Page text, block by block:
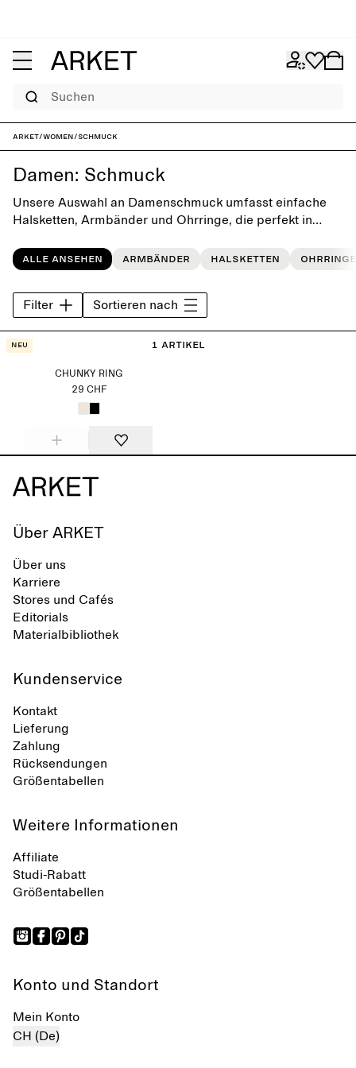
Suchen
ARKET/Women/Schmuck
Damen: Schmuck
Unsere Auswahl an Damenschmuck umfasst einfache
Halsketten, Armbänder und Ohrringe, die perfekt in
Beschichtung aus Gold oder Silber, die nicht aus der
Mode kommen.
Alle ansehen Armbänder Halsketten Ohrringe
Filter Sortieren nach
1 Artikel
Neu
CHUNKY RING
29 CHF
Über ARKET
Über uns
Karriere
Stores und Cafés
Editorials
Materialbibliothek
Kundenservice
Kontakt
Lieferung
Zahlung
Rücksendungen
Größentabellen
Weitere Informationen
Affiliate
Studi-Rabatt
Größentabellen
Konto und Standort
Mein Konto
CH (De)